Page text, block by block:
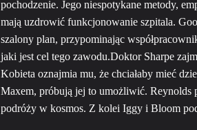
pochodzenie. Jego niespotykane metody,
mają uzdrowić funkcjonowanie szpitala.
szalony plan, przypominając
jaki jest cel tego zawodu.Doktor Sharpe
Kobieta oznajmia mu, że chciałaby mieć
Maxem, próbują jej to umożliwić. Reynolds
podróży w kosmos. Z kolei Iggy i Bloom